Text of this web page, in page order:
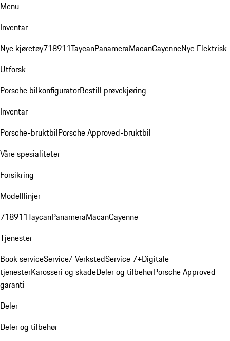
Menu
Inventar
Nye kjøretøy718911TaycanPanameraMacanCayenneNye Elektrisk
Utforsk
Porsche bilkonfiguratorBestill prøvekjøring
Inventar
Porsche-bruktbilPorsche Approved-bruktbil
Våre spesialiteter
Forsikring
Modelllinjer
718911TaycanPanameraMacanCayenne
Tjenester
Book serviceService/ VerkstedService 7+Digitale
tjenesterKarosseri og skadeDeler og tilbehørPorsche Approved
garanti
Deler
Deler og tilbehør